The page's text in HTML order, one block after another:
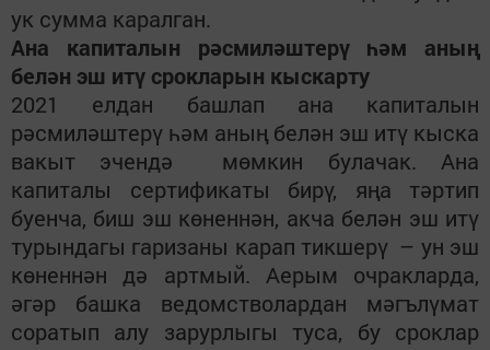
ук сумма каралган.
Ана капиталын рәсмиләштерү һәм аның
белән эш итү срокларын кыскарту
2021 елдан башлап ана капиталын
рәсмиләштерү һәм аның белән эш итү кыска
вакыт эчендә мөмкин булачак. Ана
капиталы сертификаты бирү, яңа тәртип
буенча, биш эш көненнән, акча белән эш итү
турындагы гаризаны карап тикшерү – ун эш
көненнән дә артмый. Аерым очракларда,
әгәр башка ведомстволардан мәгълүмат
соратып алу зарурлыгы туса, бу сроклар